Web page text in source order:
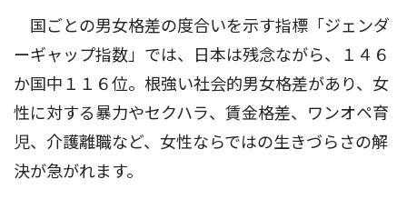
国ごとの男女格差の度合いを示す指標「ジェンダ
ーギャップ指数」では、日本は残念ながら、１４６
か国中１１６位。根強い社会的男女格差があり、女
性に対する暴力やセクハラ、賃金格差、ワンオペ育
児、介護離職など、女性ならではの生きづらさの解
決が急がれます。